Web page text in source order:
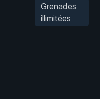
Grenades
illimitées